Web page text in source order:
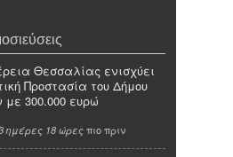
Θεσσαλίας ενισχύει
Προστασία του Δήμου
300.000 ευρώ
ημέρες 18 ώρεςπιο πριν